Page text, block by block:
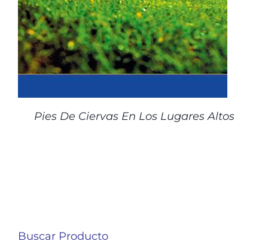
Pies De Ciervas En Los Lugares Altos
Buscar Producto